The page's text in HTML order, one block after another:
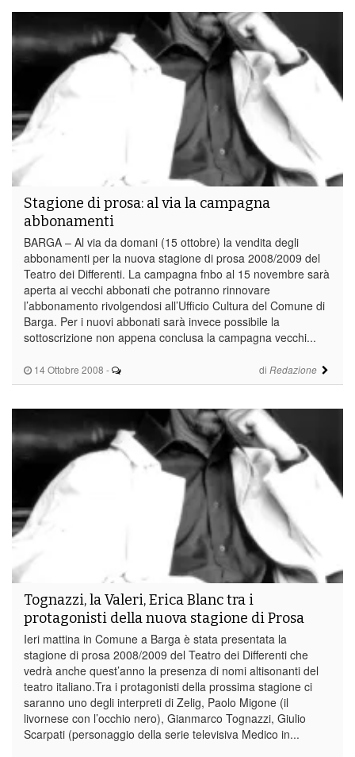
14 Ottobre 2008 - di Redazione
Stagione di prosa: al via la campagna
abbonamenti
BARGA – Al via da domani (15 ottobre) la vendita degli
abbonamenti per la nuova stagione di prosa 2008/2009 del
Teatro dei Differenti. La campagna fnbo al 15 novembre sarà
aperta ai vecchi abbonati che potranno rinnovare
l’abbonamento rivolgendosi all’Ufficio Cultura del Comune di
Barga. Per i nuovi abbonati sarà invece possibile la
sottoscrizione non appena conclusa la campagna vecchi...
Tognazzi, la Valeri, Erica Blanc tra i
protagonisti della nuova stagione di Prosa
Ieri mattina in Comune a Barga è stata presentata la
stagione di prosa 2008/2009 del Teatro dei Differenti che
vedrà anche quest’anno la presenza di nomi altisonanti del
teatro italiano.Tra i protagonisti della prossima stagione ci
saranno uno degli interpreti di Zelig, Paolo Migone (il
livornese con l’occhio nero), Gianmarco Tognazzi, Giulio
Scarpati (personaggio della serie televisiva Medico in...